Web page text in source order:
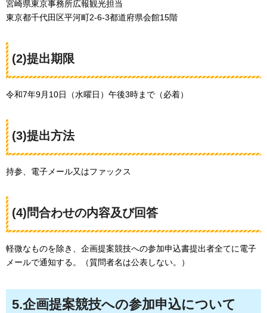
宮崎県東京事務所広報観光担当
東京都千代田区平河町2-6-3都道府県会館15階
(2)提出期限
令和7年9月10日（水曜日）午後3時まで（必着）
(3)提出方法
持参、電子メール又はファックス
(4)問合わせの内容及び回答
軽微なものを除き、企画提案競技への参加申込書提出者全てに電子
メールで通知する。（質問者名は公表しない。）
5.企画提案競技への参加申込について